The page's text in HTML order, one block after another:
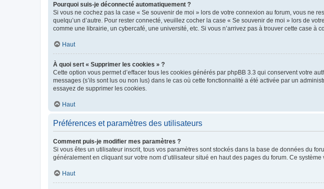
Pourquoi suis-je déconnecté automatiquement ?
Si vous ne cochez pas la case « Se souvenir de moi » lors de votre connexion au forum, vous ne
quelqu’un d’autre. Pour rester connecté, veuillez cocher la case « Se souvenir de moi » lors de
comme une librairie, un cybercafé, une université, etc. Si vous n’arrivez pas à trouver cette case à
Haut
À quoi sert « Supprimer les cookies » ?
Cette option vous permet d’effacer tous les cookies générés par phpBB 3.3 qui conservent votre
messages (s’ils sont lus ou non lus) dans le cas où cette fonctionnalité a été activée par un
essayez de supprimer les cookies.
Haut
Préférences et paramètres des utilisateurs
Comment puis-je modifier mes paramètres ?
Si vous êtes un utilisateur inscrit, tous vos paramètres sont stockés dans la base de données du
généralement en cliquant sur votre nom d’utilisateur situé en haut des pages du forum. Ce
Haut